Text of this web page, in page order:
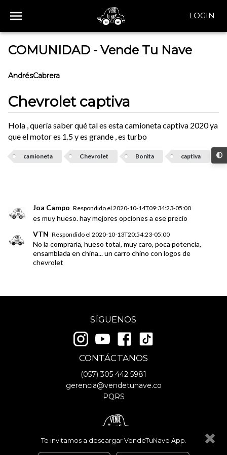
LOGIN
Te invitamos a descargar VendeTuNave App.
COMUNIDAD - Vende Tu Nave
AndrésCabrera
Chevrolet captiva
Hola , quería saber qué tal es esta camioneta captiva 2020 ya
que el motor es 1.5 y es grande , es turbo
camioneta Chevrolet Bonita captiva
Joa Campo Respondido el2020-10-14T09:34:23-05:00
es muy hueso. hay mejores opciones a ese precio
VTN Respondido el2020-10-13T20:54:23-05:00
No la compraría, hueso total, muy caro, poca potencia,
ensamblada en china... un carro chino con logos de
chevrolet
SÍGUENOS
CONTÁCTANOS
(057)305 442 5981
gerencia@vendetunave.co
PQRS